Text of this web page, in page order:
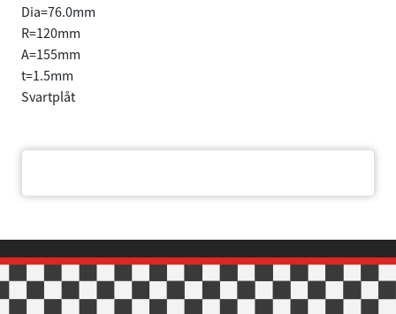
Dia=76.0mm
R=120mm
A=155mm
t=1.5mm
Svartplåt